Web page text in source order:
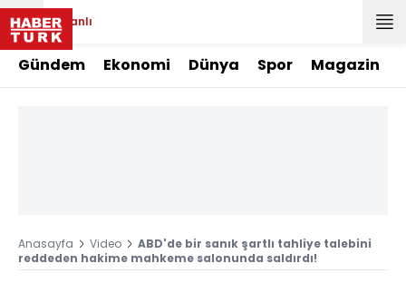
Canlı
Gündem Ekonomi Dünya Spor Magazin
Anasayfa Video
ABD'de bir sanık şartlı tahliye talebini
reddeden hakime mahkeme salonunda saldırdı!